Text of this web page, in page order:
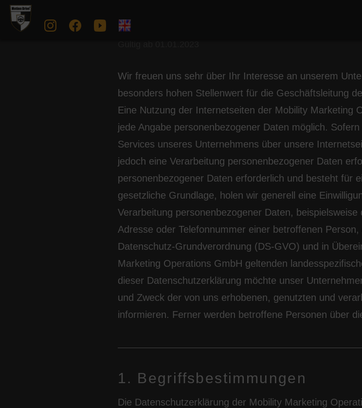
Datenschutzerklärung
Wir freuen uns sehr über Ihr Interesse an unserem
besonders hohen Stellenwert für die Geschäftsleitung
Eine Nutzung der Internetseiten der Mobility Marketing
jede Angabe personenbezogener Daten möglich.
Services unseres Unternehmens über unsere
jedoch eine Verarbeitung personenbezogener Daten
personenbezogener Daten erforderlich und besteht für
gesetzliche Grundlage, holen wir generell eine
Verarbeitung personenbezogener Daten,
Adresse oder Telefonnummer einer betroffenen
Datenschutz-Grundverordnung (DS-GVO) und in
Marketing Operations GmbH geltenden
dieser Datenschutzerklärung möchte unser
und Zweck der von uns erhobenen, genutzten und
informieren. Ferner werden betroffene Personen über
1. Begriffsbestimmungen
Die Datenschutzerklärung der Mobility Marketing